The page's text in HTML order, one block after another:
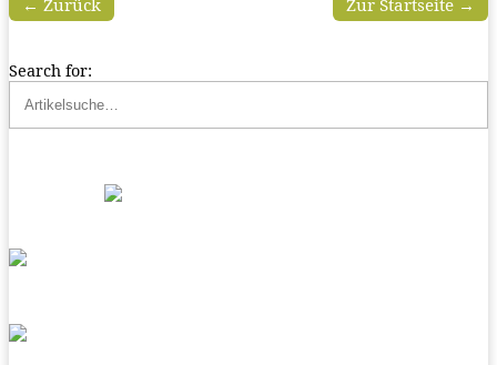
Zur Startseite →
← Zurück
Search for: